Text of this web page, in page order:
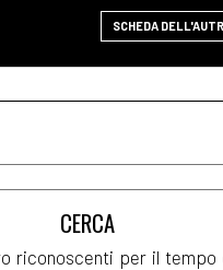
SCHEDA
riconoscenti per il tempo